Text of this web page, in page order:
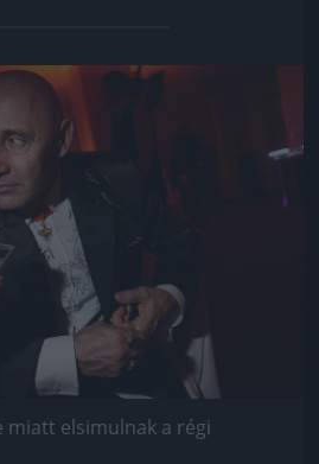
még kép!
miatt elsimulnak a régi